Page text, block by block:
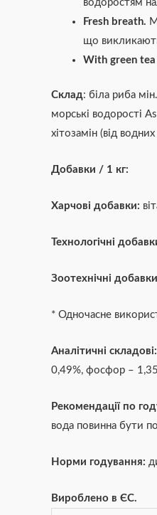
водоростям
Fresh breath.
що
With green
Склад: біла риба
морські водорості
хітозамін (від
Добавки / 1 кг:
Харчові добавки:
Технологічні
Зоотехнічні
* Одночасне
Аналітичні складові:
0,49%, фосфор –
Рекомендації по
вода повинна бути
Норми годування:
Вироблено в ЄС.